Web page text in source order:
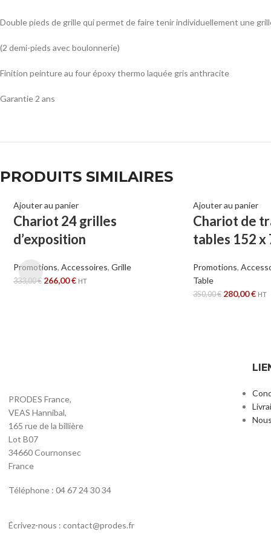
Double pieds de grille qui permet de faire tenir individuellement une
(2 demi-pieds avec boulonnerie)
Finition peinture au four époxy thermo laquée gris anthracite
Garantie 2 ans
PRODUITS SIMILAIRES
Ajouter au panier
Chariot 24 grilles
d’exposition
Promotions, Accessoires, Grille
333,00€ 266,00€ HT
Ajouter au panier
Chariot de
tables 152 x
Promotions,
Table
350,00€ 280,00€ HT
PRODES France,
VEAS Hannibal,
165 rue de la billière
Lot B07
34660 Cournonsec
France
Téléphone : 04 67 24 30 34
Écrivez-nous : contact@prodes.fr